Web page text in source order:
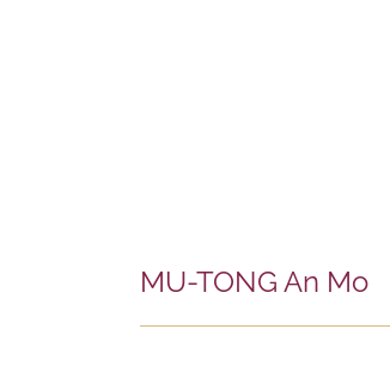
MU-TONG An Mo